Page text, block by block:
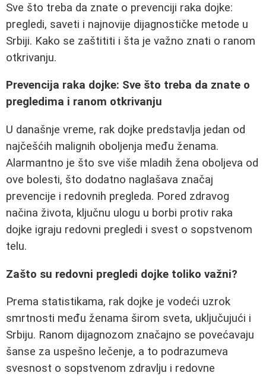
Sve što treba da znate o prevenciji raka dojke:
pregledi, saveti i najnovije dijagnostičke metode u
Srbiji. Kako se zaštititi i šta je važno znati o ranom
otkrivanju.
Prevencija raka dojke: Sve što treba da znate o
pregledima i ranom otkrivanju
U današnje vreme, rak dojke predstavlja jedan od
najčešćih malignih oboljenja među ženama.
Alarmantno je što sve više mladih žena oboljeva od
ove bolesti, što dodatno naglašava značaj
prevencije i redovnih pregleda. Pored zdravog
načina života, ključnu ulogu u borbi protiv raka
dojke igraju redovni pregledi i svest o sopstvenom
telu.
Zašto su redovni pregledi dojke toliko važni?
Prema statistikama, rak dojke je vodeći uzrok
smrtnosti među ženama širom sveta, uključujući i
Srbiju. Ranom dijagnozom značajno se povećavaju
šanse za uspešno lečenje, a to podrazumeva
svesnost o sopstvenom zdravlju i redovne